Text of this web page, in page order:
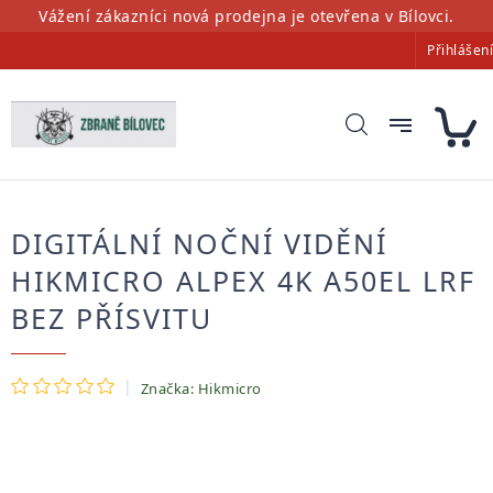
PřejítVážení zákazníci nová prodejna je otevřena v Bílovci.
Přihlášení
DIGITÁLNÍ NOČNÍ VIDĚNÍ
HIKMICRO ALPEX 4K A50EL LRF
BEZ PŘÍSVITU
Průměrné
Značka: Hikmicro